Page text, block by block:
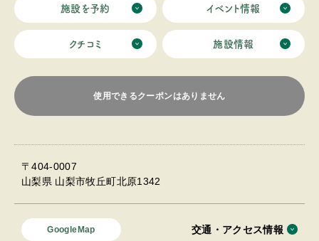
施設を予約 イベント情報
クチコミ 施設情報
使用できるクーポンはありません
〒404-0007
山梨県 山梨市牧丘町北原1342
GoogleMap 交通・アクセス情報